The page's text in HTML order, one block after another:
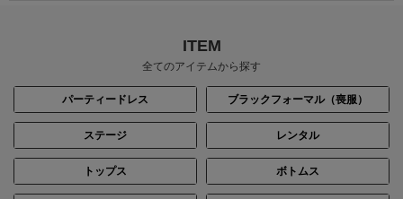
ITEM
全てのアイテムから探す
パーティードレス ブラックフォーマル（喪服）
ステージ レンタル
トップス ボトムス